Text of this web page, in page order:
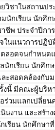
วิชาในสถานป
นักเรียน นักศึก
ชีพ ประจำปีกา
ในแนวการปฏิ
ลอดจนกำหนด
กเรียน นักศึกษ
ะสอดคล้องกับ
งนี้ มีคณะผู้บริห
ร่วมแลกเปลี่ย
นงาน และสร้า
เรียน นักศึกษา